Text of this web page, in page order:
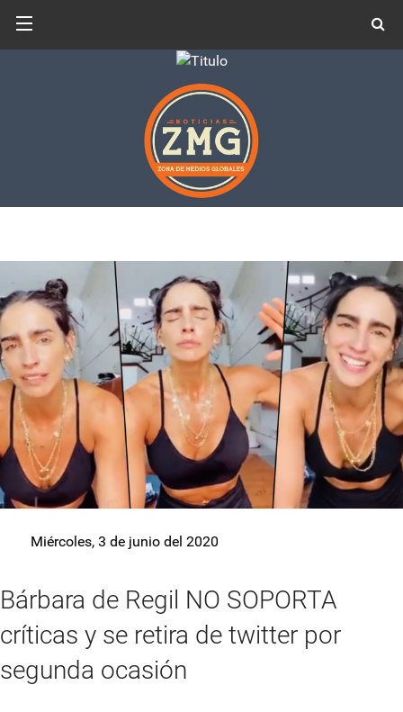
Miércoles, 3 de junio del 2020
Bárbara de Regil NO SOPORTA
críticas y se retira de twitter por
segunda ocasión